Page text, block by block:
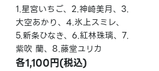
1.星宮いちご、2.神崎美月、3.
大空あかり、4.氷上スミレ、
5.新条ひなき、6.紅林珠璃、7.
紫吹 蘭、8.藤堂ユリカ
各1,100円(税込)